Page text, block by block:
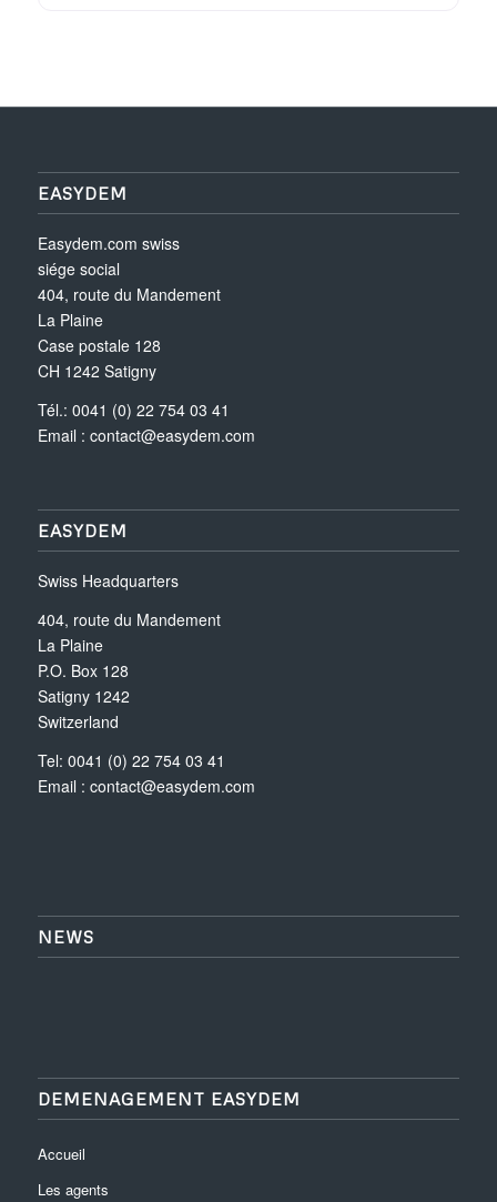
EASYDEM
Easydem.com swiss
siége social
404, route du Mandement
La Plaine
Case postale 128
CH 1242 Satigny
Tél.: 0041 (0) 22 754 03 41
Email : contact@easydem.com
EASYDEM
Swiss Headquarters
404, route du Mandement
La Plaine
P.O. Box 128
Satigny 1242
Switzerland
Tel: 0041 (0) 22 754 03 41
Email : contact@easydem.com
NEWS
DEMENAGEMENT EASYDEM
Accueil
Les agents